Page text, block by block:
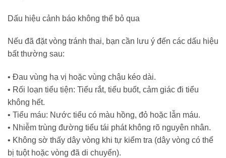
Dấu hiệu cảnh báo không thể bỏ qua
Nếu đã đặt vòng tránh thai, bạn cần lưu ý đến các dấu hiệu
bất thường sau:
• Đau vùng hạ vị hoặc vùng chậu kéo dài.
• Rối loạn tiểu tiện: Tiểu rắt, tiểu buốt, cảm giác đi tiểu
không hết.
• Tiểu máu: Nước tiểu có màu hồng, đỏ hoặc lẫn máu.
• Nhiễm trùng đường tiểu tái phát không rõ nguyên nhân.
• Không sờ thấy dây vòng khi tự kiểm tra (dây vòng có thể
bị tuột hoặc vòng đã di chuyển).